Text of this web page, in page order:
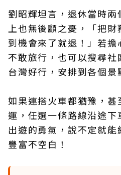
劉昭輝坦言，退休當時
上也無後顧之憂，「把
到機會來了就退！」若擔
不敢旅行，也可以搜尋
台灣好行，安排到各個景
如果連搭火車都猶豫，
運，任選一條路線沿途下
出遊的勇氣，說不定就
豐富不空白！